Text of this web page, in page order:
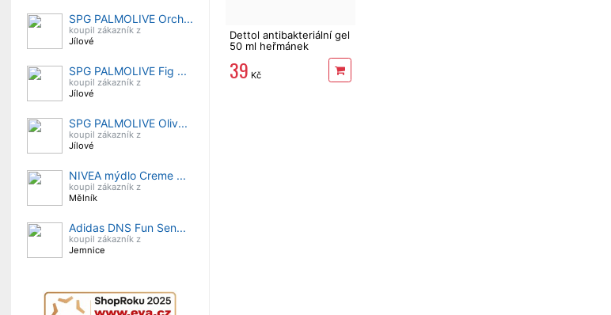
SPG PALMOLIVE Orch...
koupil zákazník z
Jílové
SPG PALMOLIVE Fig ...
koupil zákazník z
Jílové
SPG PALMOLIVE Oliv...
koupil zákazník z
Jílové
NIVEA mýdlo Creme ...
koupil zákazník z
Mělník
Adidas DNS Fun Sen...
koupil zákazník z
Jemnice
Dettol antibakteriální gel
50 ml heřmánek
39 Kč